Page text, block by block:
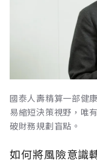
國泰人壽精算一部健
易縮短決策視野，唯
破財務規劃盲點。
如何將風險意識